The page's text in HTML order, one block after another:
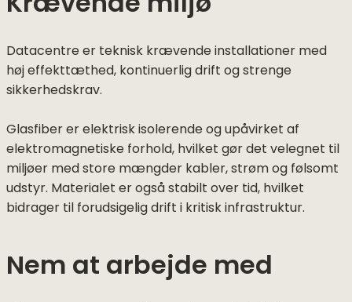
Datacentre er teknisk krævende installationer med
høj effekttæthed, kontinuerlig drift og strenge
sikkerhedskrav.
Glasfiber er elektrisk isolerende og upåvirket af
elektromagnetiske forhold, hvilket gør det velegnet til
miljøer med store mængder kabler, strøm og følsomt
udstyr. Materialet er også stabilt over tid, hvilket
bidrager til forudsigelig drift i kritisk infrastruktur.
Nem at arbejde med